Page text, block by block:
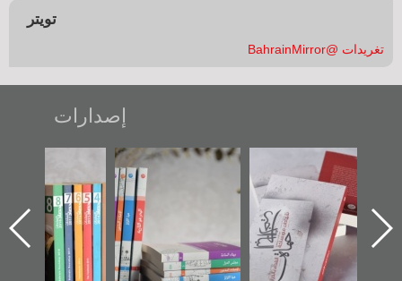
تويتر
تغريدات @BahrainMirror
إصدارات
الأخير":
عن
ساحة
أوال
والتوثيق
تصنيف موضوعي
للوثائق البريطانية
يقدمه «مركز أوال»
كتب
"مرآة البحرين"
تصدر حصاد
الساحات 2019
عسكري
«مرآة